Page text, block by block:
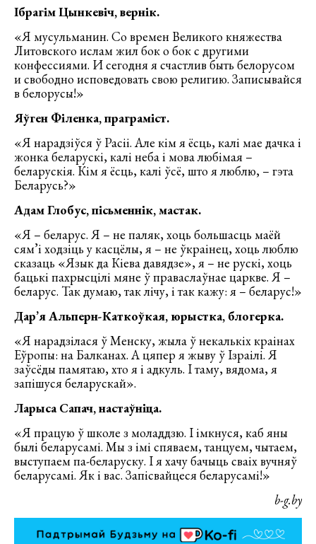
Ібрагім Цынкевіч, вернік.
«Я мусульманин. Со времен Великого княжества
Литовского ислам жил бок о бок с другими
конфессиями. И сегодня я счастлив быть белорусом
и свободно исповедовать свою религию. Записывайся
в белорусы!»
Яўген Філенка, праграміст.
«Я нарадзіўся ў Расіі. Але кім я ёсць, калі мае дачка і
жонка беларускі, калі неба і мова любімая –
беларускія. Кім я ёсць, калі ўсё, што я люблю, – гэта
Беларусь?»
Адам Глобус, пісьменнік, мастак.
«Я – беларус. Я – не паляк, хоць большасць маёй
сям’і ходзіць у касцёлы, я – не ўкраінец, хоць люблю
сказаць «Язык да Кіева давядзе», я – не рускі, хоць
бацькі пахрысцілі мяне ў праваслаўнае царкве. Я –
беларус. Так думаю, так лічу, і так кажу: я – беларус!»
Дар’я Альперн-Каткоўкая, юрыстка, блогерка.
«Я нарадзілася ў Менску, жыла ў некалькіх краінах
Еўропы: на Балканах. А цяпер я жыву ў Ізраілі. Я
заўсёды памятаю, хто я і адкуль. І таму, вядома, я
запішуся беларускай».
Ларыса Сапач, настаўніца.
«Я працую ў школе з моладдзю. І імкнуся, каб яны
былі беларусамі. Мы з імі спяваем, танцуем, чытаем,
выступаем па-беларуску. І я хачу бачыць сваіх вучняў
беларусамі. Як і вас. Запісвайцеся беларусамі!»
b-g.by